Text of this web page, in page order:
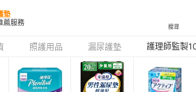
墊
薦服務
搜尋
照護用品 漏尿護墊 護理師監製